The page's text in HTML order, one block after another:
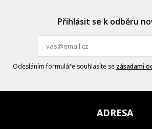
Přihlásit se k odběru
Odesláním formuláře souhlasíte se zásadami
ADRESA